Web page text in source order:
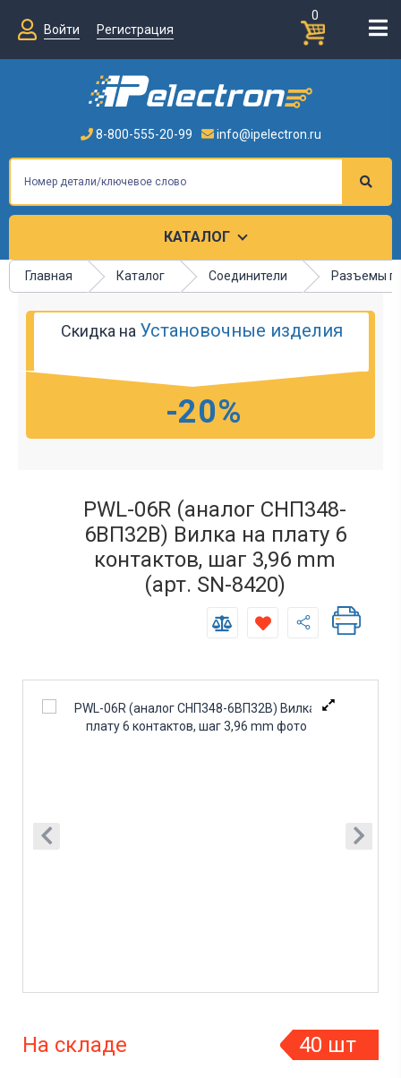
0
Войти
Регистрация
8-800-555-20-99 info@ipelectron.ru
КАТАЛОГ
Главная Каталог Соединители Разъемы
Скидка на Установочные изделия
-20%
PWL-06R (аналог СНП348-
6ВП32В) Вилка на плату 6
контактов, шаг 3,96 mm
(арт. SN-8420)
На складе 40 шт